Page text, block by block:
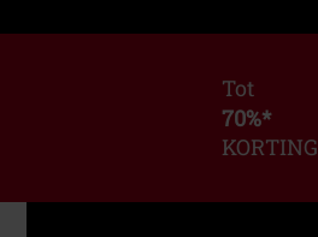
Tot
70%*
KORTING